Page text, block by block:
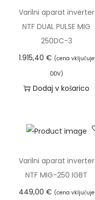
Varilni aparat inverter
NTF DUAL PULSE MIG
250DC-3
1.915,40 € (cena vključuje
DDV)
Dodaj v košarico
Varilni aparat inverter
NTF MIG-250 IGBT
449,00 € (cena vključuje